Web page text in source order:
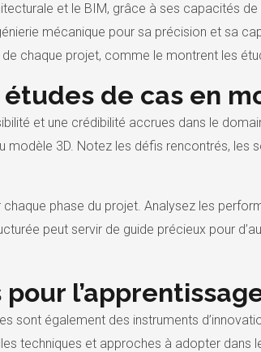
et le BIM, grâce à ses capacités
mécanique pour sa précision et sa
chaque projet, comme le montrent les
de cas en
et une crédibilité accrues dans le
3D. Notez les défis rencontrés, les
phase du projet. Analysez les
peut servir de guide précieux pour
sont également des instruments
techniques et approches à adopter dans